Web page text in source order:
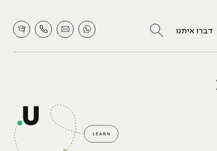
דברו איתנו לחץ לחיפוש